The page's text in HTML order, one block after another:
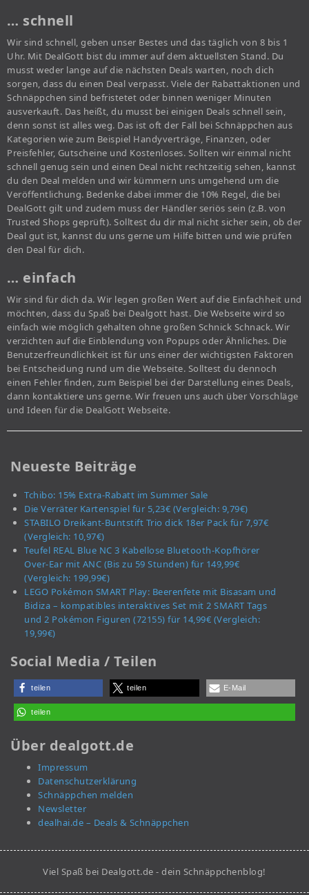
… schnell
Wir sind schnell, geben unser Bestes und das täglich von 8 bis 1
Uhr. Mit DealGott bist du immer auf dem aktuellsten Stand. Du
musst weder lange auf die nächsten Deals warten, noch dich
sorgen, dass du einen Deal verpasst. Viele der Rabattaktionen und
Schnäppchen sind befristetet oder binnen weniger Minuten
ausverkauft. Das heißt, du musst bei einigen Deals schnell sein,
denn sonst ist alles weg. Das ist oft der Fall bei Schnäppchen aus
Kategorien wie zum Beispiel Handyverträge, Finanzen, oder
Preisfehler, Gutscheine und Kostenloses. Sollten wir einmal nicht
schnell genug sein und einen Deal nicht rechtzeitig sehen, kannst
du den Deal melden und wir kümmern uns umgehend um die
Veröffentlichung. Bedenke dabei immer die 10% Regel, die bei
DealGott gilt und zudem muss der Händler seriös sein (z.B. von
Trusted Shops geprüft). Solltest du dir mal nicht sicher sein, ob der
Deal gut ist, kannst du uns gerne um Hilfe bitten und wie prüfen
den Deal für dich.
… einfach
Wir sind für dich da. Wir legen großen Wert auf die Einfachheit und
möchten, dass du Spaß bei Dealgott hast. Die Webseite wird so
einfach wie möglich gehalten ohne großen Schnick Schnack. Wir
verzichten auf die Einblendung von Popups oder Ähnliches. Die
Benutzerfreundlichkeit ist für uns einer der wichtigsten Faktoren
bei Entscheidung rund um die Webseite. Solltest du dennoch
einen Fehler finden, zum Beispiel bei der Darstellung eines Deals,
dann kontaktiere uns gerne. Wir freuen uns auch über Vorschläge
und Ideen für die DealGott Webseite.
Neueste Beiträge
Tchibo: 15% Extra-Rabatt im Summer Sale
Die Verräter Kartenspiel für 5,23€ (Vergleich: 9,79€)
STABILO Dreikant-Buntstift Trio dick 18er Pack für 7,97€
(Vergleich: 10,97€)
Teufel REAL Blue NC 3 Kabellose Bluetooth-Kopfhörer
Over-Ear mit ANC (Bis zu 59 Stunden) für 149,99€
(Vergleich: 199,99€)
LEGO Pokémon SMART Play: Beerenfete mit Bisasam und
Bidiza – kompatibles interaktives Set mit 2 SMART Tags
und 2 Pokémon Figuren (72155) für 14,99€ (Vergleich:
19,99€)
Social Media / Teilen
teilen teilen E-Mail
teilen
Über dealgott.de
Impressum
Datenschutzerklärung
Schnäppchen melden
Newsletter
dealhai.de – Deals & Schnäppchen
Viel Spaß bei Dealgott.de - dein Schnäppchenblog!